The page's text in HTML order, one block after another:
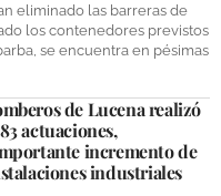
eliminado las barreras de
los contenedores previstos
se encuentra en pésimas
de Lucena realizó
actuaciones,
incremento de
industriales